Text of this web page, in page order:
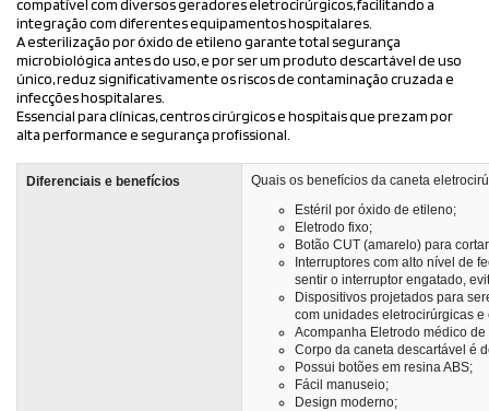
compatível com diversos geradores eletrocirúrgicos, facilitando a
integração com diferentes equipamentos hospitalares.
A esterilização por óxido de etileno garante total segurança
microbiológica antes do uso, e por ser um produto descartável de uso
único, reduz significativamente os riscos de contaminação cruzada e
infecções hospitalares.
Essencial para clínicas, centros cirúrgicos e hospitais que prezam por
alta performance e segurança profissional.
Diferenciais e benefícios
Quais os benefícios da caneta
Estéril por óxido de etileno;
Eletrodo fixo;
Botão CUT (amarelo) para
Interruptores com alto nível de
sentir o interruptor engatado,
Dispositivos projetados para
com unidades eletrocirúrgicas e
Acompanha Eletrodo médico
Corpo da caneta descartável é
Possui botões em resina ABS;
Fácil manuseio;
Design moderno;